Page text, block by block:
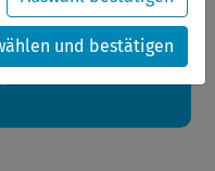
werden ab dem
und bestätigen